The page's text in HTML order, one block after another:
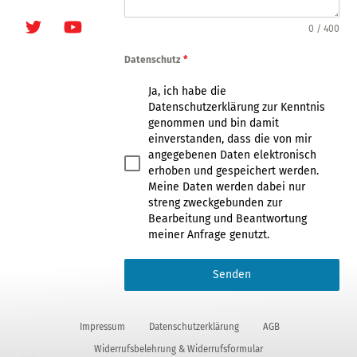
Twitter Youtube
0 / 400
Datenschutz*
Ja, ich habe die
Datenschutzerklärung zur Kenntnis
genommen und bin damit
einverstanden, dass die von mir
angegebenen Daten elektronisch
erhoben und gespeichert werden.
Meine Daten werden dabei nur
streng zweckgebunden zur
Bearbeitung und Beantwortung
meiner Anfrage genutzt.
Senden
Impressum Datenschutzerklärung AGB
Widerrufsbelehrung & Widerrufsformular